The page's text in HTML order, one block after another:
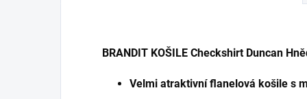
BRANDIT KOŠILE Checkshirt Duncan
Velmi atraktivní flanelová košile s